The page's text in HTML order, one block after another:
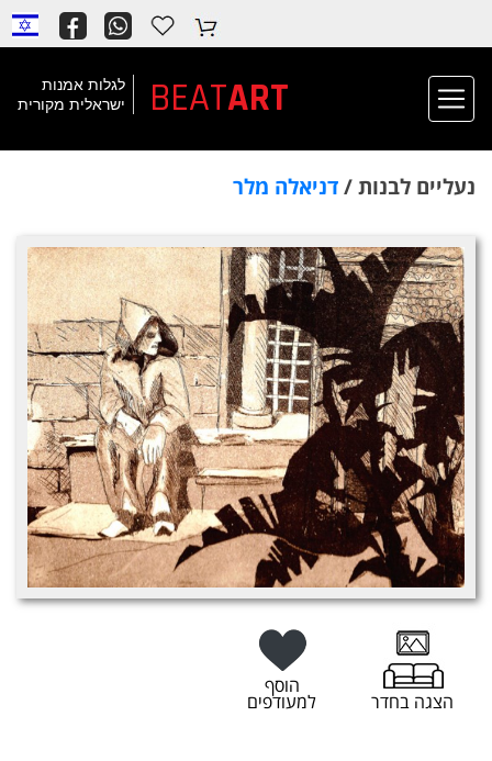
לגלות אמנות
ישראלית מקורית
ART
BEAT
נעליים לבנות /דניאלה מלר
הצגה בחדר
הוסף
למעודפים